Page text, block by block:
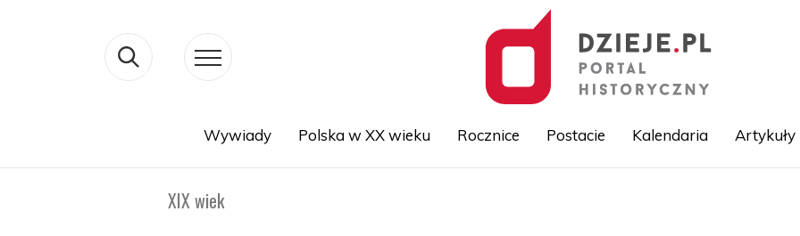
Wywiady Polska w XX wieku Rocznice Postacie Kalendaria Artykuły
XIX wiek